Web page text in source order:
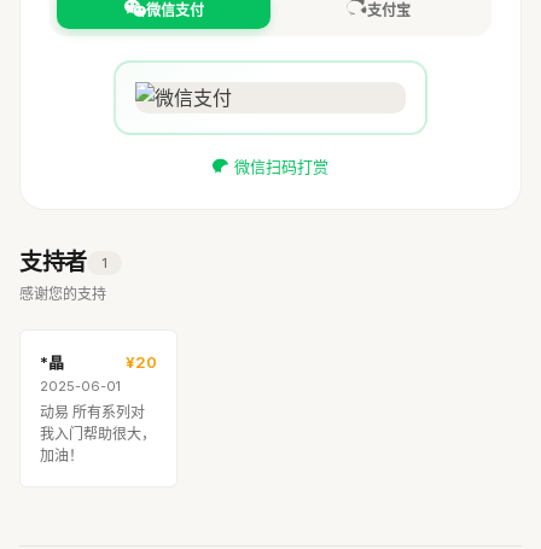
微信支付 支付宝
微信扫码打赏
支持者 1
感谢您的支持
*晶 ¥20
2025-06-01
动易 所有系列对
我入门帮助很大，
加油！